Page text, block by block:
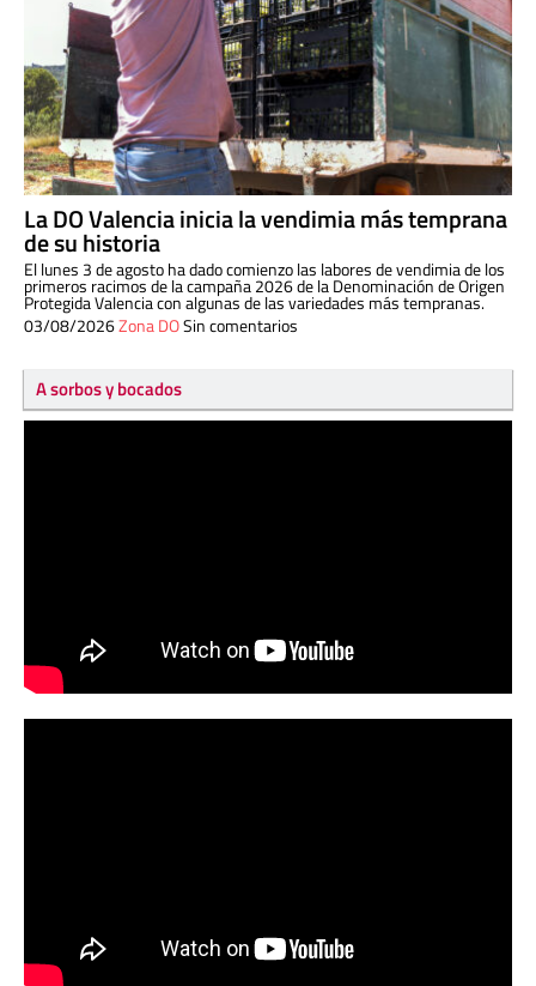
La DO Valencia inicia la vendimia más temprana
de su historia
El lunes 3 de agosto ha dado comienzo las labores de vendimia de los
primeros racimos de la campaña 2026 de la Denominación de Origen
Protegida Valencia con algunas de las variedades más tempranas.
03/08/2026Zona DOSin comentarios
A sorbos y bocados